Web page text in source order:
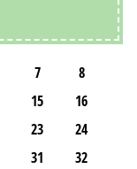
7
8
15
16
23
24
31
32